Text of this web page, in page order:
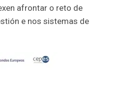
afrontar o reto de
e nos sistemas de